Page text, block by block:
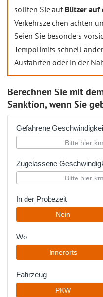
sollten Sie auf Blitzer auf
Verkehrszeichen achten
Seien Sie besonders
Tempolimits schnell
Ausfahrten oder in der
Berechnen Sie mit
Sanktion, wenn Sie